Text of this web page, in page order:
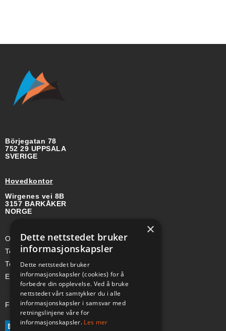
Börjegatan 78
752 29 UPPSALA
SVERIGE
Hovedkontor
Wirgenes vei 8B
3157 BARKÅKER
NORGE
Org-nr: 985 958 203 MVA
Telefon (Nor): +47 334 50 910
Telefon (Swe): +46 70-748 08 19
E-post: sales@a-ss.net
Følg oss på:
×
Dette nettstedet bruker
informasjonskapsler
Dette nettstedet bruker
informasjonskapsler (cookies) for å
forbedre din opplevelse. Ved å bruke
nettstedet vårt samtykker du i alle
informasjonskapsler i samsvar med
retningslinjene våre for
informasjonskapsler. Les mer